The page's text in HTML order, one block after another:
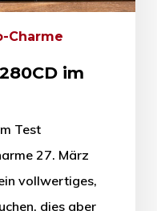
Charme
im
Test
27. März
vollwertiges,
dies aber